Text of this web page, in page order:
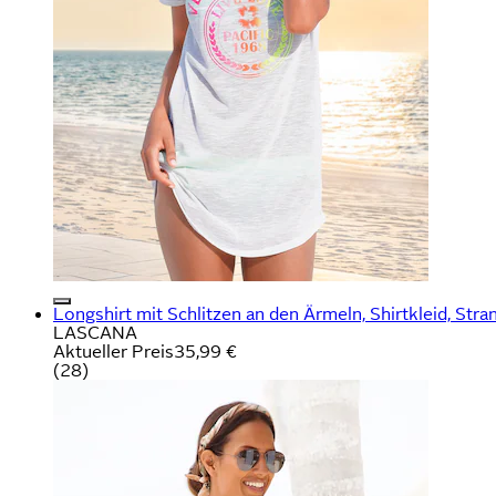
Longshirt mit Schlitzen an den Ärmeln, Shirtkleid,
LASCANA
Aktueller Preis35,99 €
(28)